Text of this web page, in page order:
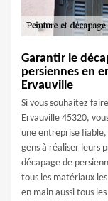
Garantir le
persiennes en
Ervauville
Si vous souhaitez
Ervauville 45320,
une entreprise
gens à réaliser leurs
décapage de
tous les matériaux
en main aussi tous